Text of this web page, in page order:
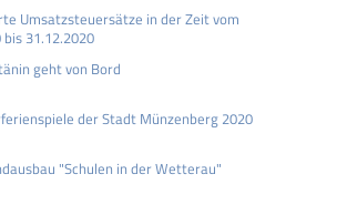
Umsatzsteuersätze in der Zeit vom
bis 31.12.2020
geht von Bord
der Stadt Münzenberg 2020
"Schulen in der Wetterau"